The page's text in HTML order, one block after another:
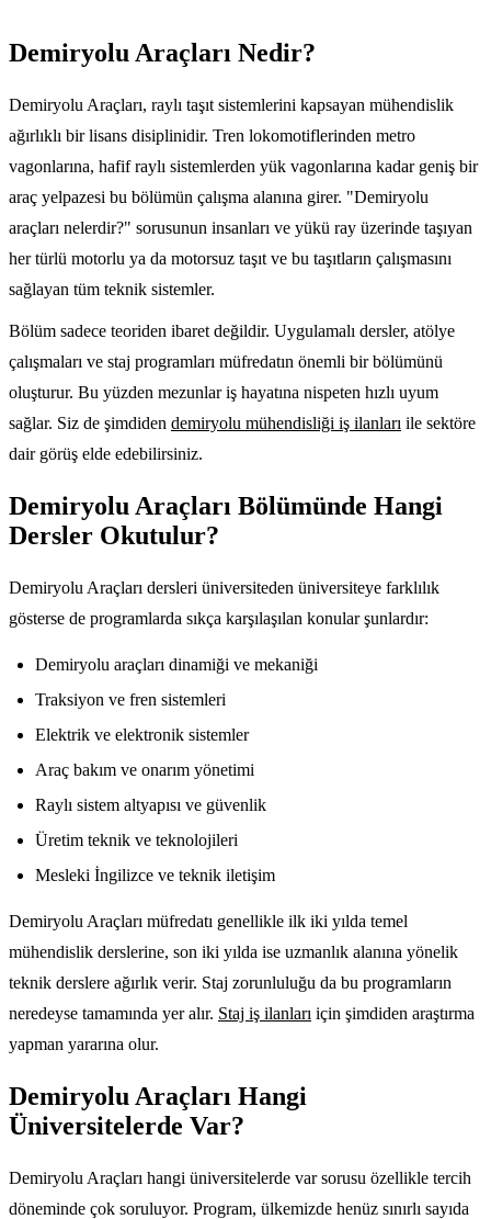
Demiryolu Araçları Nedir?
Demiryolu Araçları, raylı taşıt sistemlerini kapsayan mühendislik
ağırlıklı bir lisans disiplinidir. Tren lokomotiflerinden metro
vagonlarına, hafif raylı sistemlerden yük vagonlarına kadar geniş bir
araç yelpazesi bu bölümün çalışma alanına girer. "Demiryolu
araçları nelerdir?" sorusunun insanları ve yükü ray üzerinde taşıyan
her türlü motorlu ya da motorsuz taşıt ve bu taşıtların çalışmasını
sağlayan tüm teknik sistemler.
Bölüm sadece teoriden ibaret değildir. Uygulamalı dersler, atölye
çalışmaları ve staj programları müfredatın önemli bir bölümünü
oluşturur. Bu yüzden mezunlar iş hayatına nispeten hızlı uyum
sağlar. Siz de şimdiden demiryolu mühendisliği iş ilanları ile sektöre
dair görüş elde edebilirsiniz.
Demiryolu Araçları Bölümünde Hangi
Dersler Okutulur?
Demiryolu Araçları dersleri üniversiteden üniversiteye farklılık
gösterse de programlarda sıkça karşılaşılan konular şunlardır:
Demiryolu araçları dinamiği ve mekaniği
Traksiyon ve fren sistemleri
Elektrik ve elektronik sistemler
Araç bakım ve onarım yönetimi
Raylı sistem altyapısı ve güvenlik
Üretim teknik ve teknolojileri
Mesleki İngilizce ve teknik iletişim
Demiryolu Araçları müfredatı genellikle ilk iki yılda temel
mühendislik derslerine, son iki yılda ise uzmanlık alanına yönelik
teknik derslere ağırlık verir. Staj zorunluluğu da bu programların
neredeyse tamamında yer alır. Staj iş ilanları için şimdiden araştırma
yapman yararına olur.
Demiryolu Araçları Hangi
Üniversitelerde Var?
Demiryolu Araçları hangi üniversitelerde var sorusu özellikle tercih
döneminde çok soruluyor. Program, ülkemizde henüz sınırlı sayıda